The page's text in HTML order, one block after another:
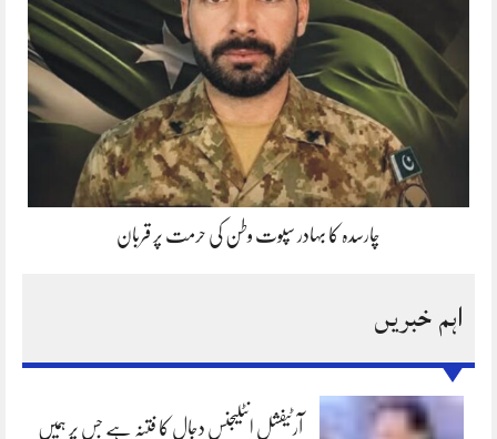
چارسدہ کا بہادر سپوت وطن کی حرمت پر قربان
اہم خبریں
آرٹیفشل انٹلیجنس دجال کا فتنہ ہے جس پر ہمیں